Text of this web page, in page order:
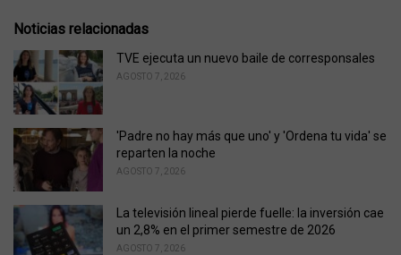
e
o
r
i
e
:
Noticias relacionadas
TVE ejecuta un nuevo baile de corresponsales
AGOSTO 7, 2026
'Padre no hay más que uno' y 'Ordena tu vida' se
reparten la noche
AGOSTO 7, 2026
La televisión lineal pierde fuelle: la inversión cae
un 2,8% en el primer semestre de 2026
AGOSTO 7, 2026